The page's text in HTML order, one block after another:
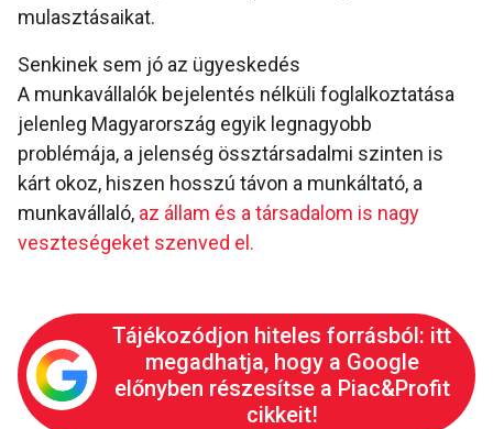
mulasztásaikat.
Senkinek sem jó az ügyeskedés
A munkavállalók bejelentés nélküli foglalkoztatása
jelenleg Magyarország egyik legnagyobb
problémája, a jelenség össztársadalmi szinten is
kárt okoz, hiszen hosszú távon a munkáltató, a
munkavállaló, az állam és a társadalom is nagy
veszteségeket szenved el.
Tájékozódjon hiteles forrásból: itt
megadhatja, hogy a Google
előnyben részesítse a Piac&Profit
cikkeit!